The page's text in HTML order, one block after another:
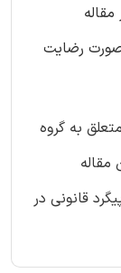
صورت رضایت
به گروه
مقاله
قانونی در